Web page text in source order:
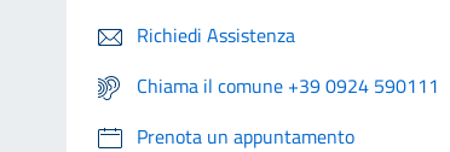
Richiedi Assistenza
Chiama il comune +39 0924 590111
Prenota un appuntamento